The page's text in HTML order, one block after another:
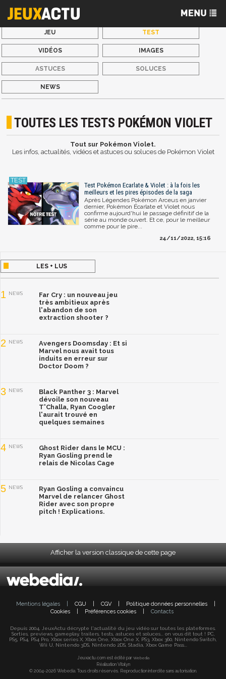
JEU TEST
VIDÉOS IMAGES
ASTUCES SOLUCES
NEWS
TOUTES LES TESTS POKÉMON VIOLET
Tout sur Pokémon Violet.
Les infos, actualités, vidéos et astuces ou soluces de Pokémon Violet
Test Pokémon Ecarlate & Violet : à la fois les
meilleurs et les pires épisodes de la saga
Après Légendes Pokémon Arceus en janvier
dernier, Pokémon Écarlate et Violet nous
confirme aujourd'hui le passage définitif de la
série au monde ouvert. Et ce, pour le meilleur
comme pour le pire...
24/11/2022, 15:16
LES + LUS
1 NEWS
Far Cry : un nouveau jeu
très ambitieux après
l'abandon de son
extraction shooter ?
2 NEWS
Avengers Doomsday : Et si
Marvel nous avait tous
induits en erreur sur
Doctor Doom ?
3 NEWS
Black Panther 3 : Marvel
dévoile son nouveau
T'Challa, Ryan Coogler
l'aurait trouvé en
quelques semaines
4 NEWS
Ghost Rider dans le MCU :
Ryan Gosling prend le
relais de Nicolas Cage
5 NEWS
Ryan Gosling a convaincu
Marvel de relancer Ghost
Rider avec son propre
pitch ! Explications.
Afficher la version classique de cette page
Mentions légales CGU CGV Politique données personnelles
Cookies
Préférences cookies Contacts
Depuis 2004, JeuxActu décrypte l'actualité du jeu vidéo sur toutes les plateformes.
Sorties, previews, gameplay, trailers, tests, astuces et soluces... on vous dit tout ! PC,
PS5, PS4, PS4 Pro, Xbox series X, Xbox One, Xbox One X, PS3, Xbox 360, Nintendo Switch,
Wii U, Nintendo 3DS, Nintendo 2DS, Stadia, Xbox Game Pass...
Jeuxactu.com est édité par Webedia
Réalisation Vitalyn
© 2004-2026 Webedia. Tous droits réservés. Reproduction interdite sans autorisation.